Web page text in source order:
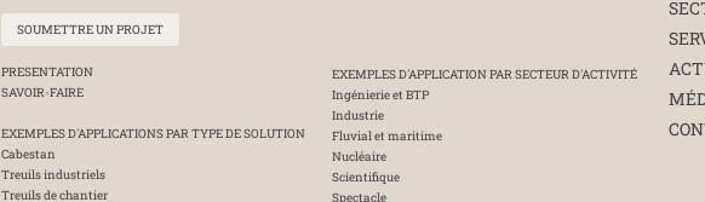
SOUMETTRE UN PROJET
PRESENTATION
SAVOIR-FAIRE
EXEMPLES D'APPLICATIONS PAR TYPE DE SOLUTION
Cabestan
Treuils industriels
Treuils de chantier
EXEMPLES D'APPLICATION PAR SECTEUR D'ACTIVITÉ
Ingénierie et BTP
Industrie
Fluvial et maritime
Nucléaire
Scientifique
Spectacle